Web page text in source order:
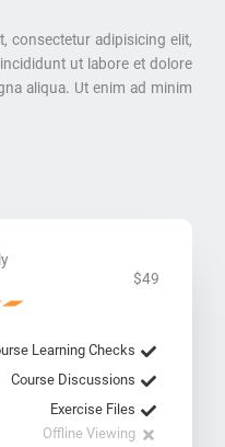
consectetur adipisicing elit,
ut labore et dolore
aliqua. Ut enim ad minim.
$49
Learning Checks
Course Discussions
Exercise Files
Offline Viewing